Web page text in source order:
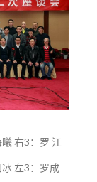
右3：罗 江
左3：罗成